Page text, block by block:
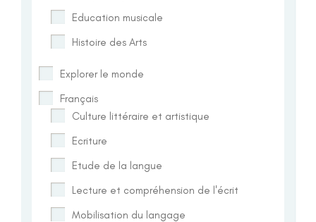
Education musicale
Histoire des Arts
Explorer le monde
Français
Culture littéraire et artistique
Ecriture
Etude de la langue
Lecture et compréhension de l'écrit
Mobilisation du langage